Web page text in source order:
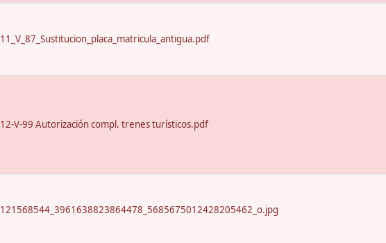
11_V_87_Sustitucion_placa_matricula_antigua.pdf
12-V-99 Autorización compl. trenes turísticos.pdf
121568544_3961638823864478_5685675012428205462_o.jpg